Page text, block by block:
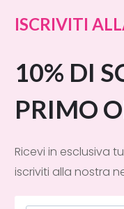
ISCRIVITI
10% DI
PRIMO
Ricevi in esclusiva
iscriviti alla nostra